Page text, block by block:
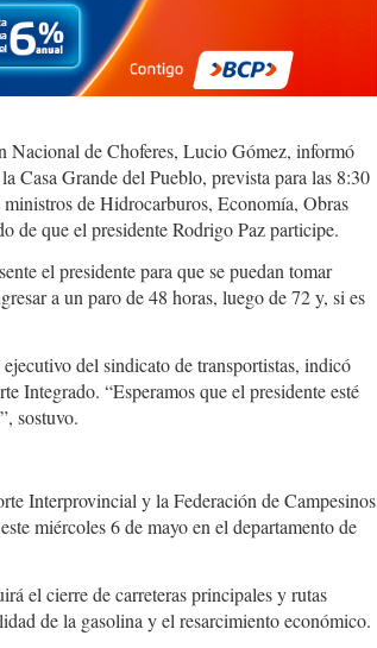
Nacional de Choferes, Lucio Gómez, informó
Casa Grande del Pueblo, prevista para las 8:30
de Hidrocarburos, Economía, Obras
de que el presidente Rodrigo Paz participe.
el presidente para que se puedan tomar
a un paro de 48 horas, luego de 72 y, si es
del sindicato de transportistas, indicó
Integrado. “Esperamos que el presidente esté
sostuvo.
Interprovincial y la Federación de Campesinos
miércoles 6 de mayo en el departamento de
el cierre de carreteras principales y rutas
de la gasolina y el resarcimiento económico.